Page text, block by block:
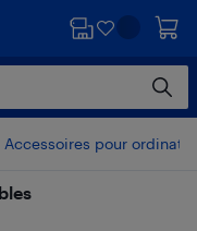
Accessoires pour